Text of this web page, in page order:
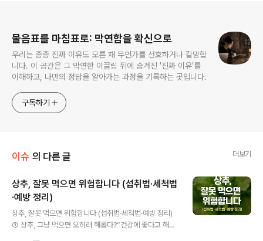
물음표를 마침표로: 막연함을 확신으로
우리는 종종 진짜 이유도 모른 채 무언가를 선호하거나 갈망합
니다. 이 공간은 그 막연한 이끌림 뒤에 숨겨진 '진짜 이유'를
이해하고, 나만의 정답을 알아가는 과정을 기록하는 곳입니다.
구독하기
이슈 의 다른 글 더보기
상추, 잘못 먹으면 위험합니다 (섭취법·세척법
·예방 정리)
상추, 잘못 먹으면 위험합니다 (섭취법·세척법·예방 정리)
① 상추, 그냥 먹으면 오히려 해롭다?“건강에 좋다고 해서